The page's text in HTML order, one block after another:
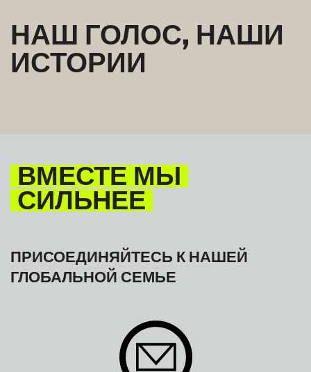
НАШ ГОЛОС, НАШИ
ИСТОРИИ
ВМЕСТЕ МЫ
СИЛЬНЕЕ
ПРИСОЕДИНЯЙТЕСЬ К НАШЕЙ
ГЛОБАЛЬНОЙ СЕМЬЕ